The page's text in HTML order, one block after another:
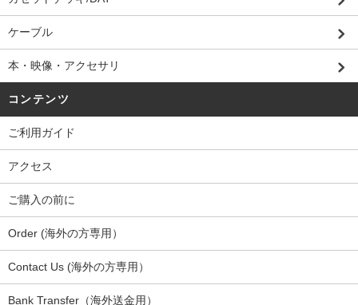
ケーブル
本・映像・アクセサリ
コンテンツ
ご利用ガイド
アクセス
ご購入の前に
Order (海外の方専用）
Contact Us (海外の方専用）
Bank Transfer（海外送金用）